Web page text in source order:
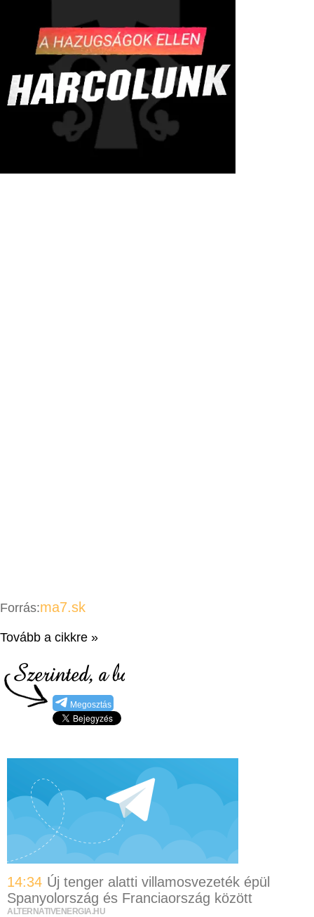
Forrás:ma7.sk
Tovább a cikkre »
Megosztás
14:34 Új tenger alatti villamosvezeték épül
Spanyolország és Franciaország között
ALTERNATIVENERGIA.HU